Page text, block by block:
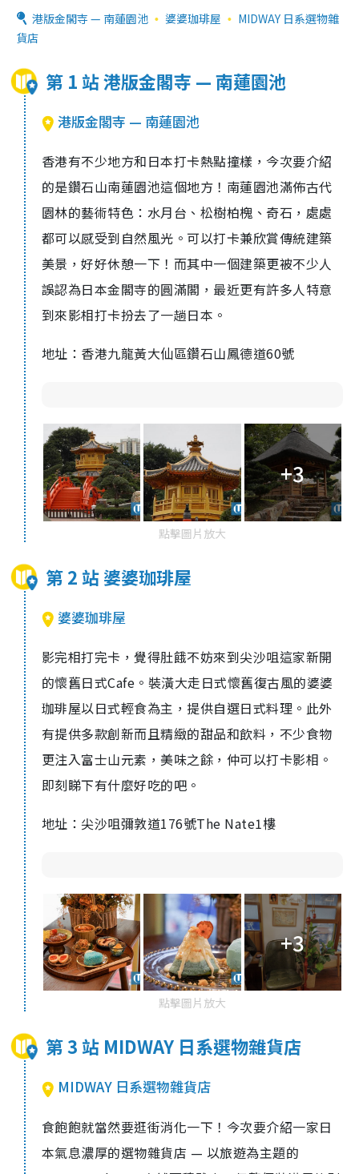
港版金閣寺 — 南蓮園池 婆婆珈琲屋
MIDWAY 日系選物雜
貨店
第 1 站 港版金閣寺 — 南蓮園池
港版金閣寺 — 南蓮園池
香港有不少地方和日本打卡熱點撞樣，今次要介紹
的是鑽石山南蓮園池這個地方！南蓮園池滿佈古代
園林的藝術特色：水月台、松樹柏槐、奇石，處處
都可以感受到自然風光。可以打卡兼欣賞傳統建築
美景，好好休憩一下！而其中一個建築更被不少人
誤認為日本金閣寺的圓滿閣，最近更有許多人特意
到來影相打卡扮去了一趟日本。
地址：香港九龍黃大仙區鑽石山鳳德道60號
+3
點擊圖片放大
第 2 站 婆婆珈琲屋
婆婆珈琲屋
影完相打完卡，覺得肚餓不妨來到尖沙咀這家新開
的懷舊日式Cafe。裝潢大走 日式懷舊復古風的婆婆
珈琲屋以日式輕食為主，提供自選日式料理。此外
有提供多款創新而且精緻的甜品和飲料，不少食物
更注入富士山元素，美味之餘，仲可以打卡影相。
即刻睇下有什麼好吃的吧。
地址：尖沙咀彌敦道176號The Nate1樓
+3
點擊圖片放大
第 3 站 MIDWAY 日系選物雜貨店
MIDWAY 日系選物雜貨店
食飽飽就當然要逛街消化一下！今次要介紹一家日
本氣息濃厚的選物雜貨店 — 以旅遊為主題的